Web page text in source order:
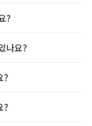
?
나요?
?
?